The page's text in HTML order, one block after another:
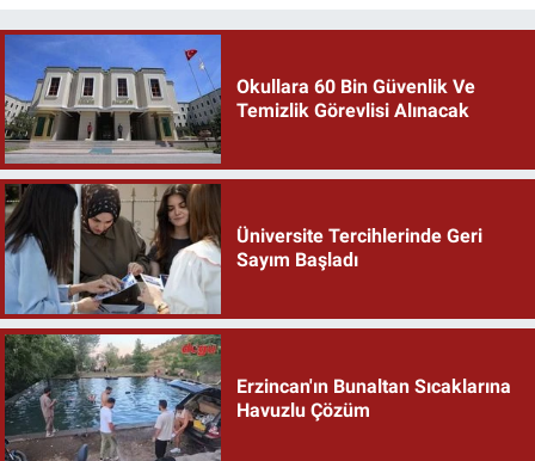
Okullara 60 Bin Güvenlik Ve
Temizlik Görevlisi Alınacak
Üniversite Tercihlerinde Geri
Sayım Başladı
Erzincan'ın Bunaltan Sıcaklarına
Havuzlu Çözüm